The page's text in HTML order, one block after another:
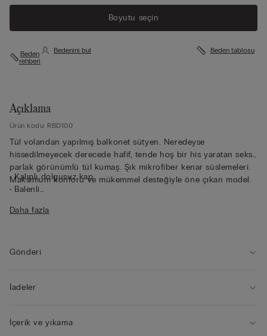
Boyutu seçin
Beden
rehberi
Bedenini bul Beden tablosu
Açıklama
Ürün kodu: RBD100
Tül volandan yapılmış balkonet sütyen. Neredeyse
hissedilmeyecek derecede hafif, tende hoş bir his yaratan seksi
parlak görünümlü tül kumaş. Şık mikrofiber kenar süslemeleri.
Maksimum konforu ve mükemmel desteğiyle öne çıkan model.
• Kalıplı dolgusuz kap
• Balenli
• Arkadan ayarlanabilir mikrofiber kaplı omuz askısı
Daha fazla
Gönderi
İadeler
İçerik ve yıkama